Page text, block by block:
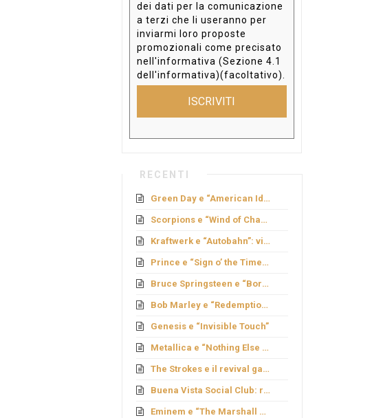
dei dati per la comunicazione
a terzi che li useranno per
inviarmi loro proposte
promozionali come precisato
nell'informativa (Sezione 4.1
dell'informativa)(facoltativo).
ISCRIVITI
RECENTI
Green Day e “American Idiot”: rock politico
Scorpions e “Wind of Change”: caduta del Muro
Kraftwerk e “Autobahn”: viaggio elettronico
Prince e “Sign o’ the Times”: genio e provocazione
Bruce Springsteen e “Born to Run”: sogno americano
Bob Marley e “Redemption Song”
Genesis e “Invisible Touch”
Metallica e “Nothing Else Matters”: ballata metal
The Strokes e il revival garage
Buena Vista Social Club: rinascita cubana
Eminem e “The Marshall Mathers LP”